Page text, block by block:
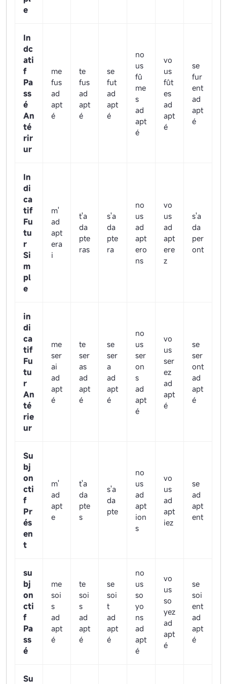
e
In
dc
ati
f
Pa
ss
é
An
té
rir
ur
me
fus
ad
apt
é
te
fus
ad
apt
é
se
fut
ad
apt
é
no
us
fû
me
s
ad
apt
é
vo
us
fût
es
ad
apt
é
se
fur
ent
ad
apt
é
In
di
ca
tif
Fu
tu
r
Si
m
pl
e
m'
ad
apt
era
i
t'a
da
pte
ras
s'a
da
pte
ra
no
us
ad
apt
ero
ns
vo
us
ad
apt
ere
z
s'a
da
per
ont
in
di
ca
tif
Fu
tu
r
An
té
rie
ur
me
ser
ai
ad
apt
é
te
ser
as
ad
apt
é
se
ser
a
ad
apt
é
no
us
ser
on
s
ad
apt
é
vo
us
ser
ez
ad
apt
é
se
ser
ont
ad
apt
é
Su
bj
on
cti
f
Pr
és
en
t
m'
ad
apt
e
t'a
da
pte
s
s'a
da
pte
no
us
ad
apt
ion
s
vo
us
ad
apt
iez
se
ad
apt
ent
su
bj
on
cti
f
Pa
ss
é
me
soi
s
ad
apt
é
te
soi
s
ad
apt
é
se
soi
t
ad
apt
é
no
us
so
yo
ns
ad
apt
é
vo
us
so
yez
ad
apt
é
se
soi
ent
ad
apt
é
Su